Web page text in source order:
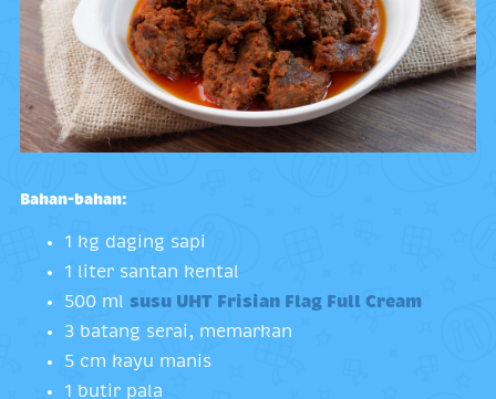
Bahan-bahan:
1 kg daging sapi
1 liter santan kental
500 ml susu UHT Frisian Flag Full Cream
3 batang serai, memarkan
5 cm kayu manis
1 butir pala